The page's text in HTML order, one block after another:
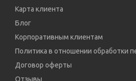
Карта клиента
Блог
Корпоративным клиентам
Политика в отношении обработки
Договор оферты
Отзывы